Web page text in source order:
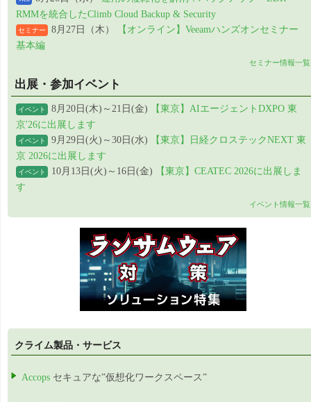
RMMを統合したClimb Cloud Backup & Security
セミナー 8月27日（木）
【オンライン】Veeamハンズオンセミナー
基本編
セミナー情報一覧
出展・参加イベント
イベント 8月20日(木)～21日(金)
【東京】AIエージェントDXPO 東
京'26に出展します
イベント 9月29日(火)～30日(水)
【東京】日経クロステックNEXT 東
京 2026に出展します
イベント 10月13日(火)～16日(金)
【東京】CEATEC 2026に出展しま
す
イベント情報一覧
クライム製品・サービス
Accops セキュアな”仮想化ワークスペース”